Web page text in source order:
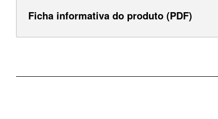
Ficha informativa do produto (PDF)